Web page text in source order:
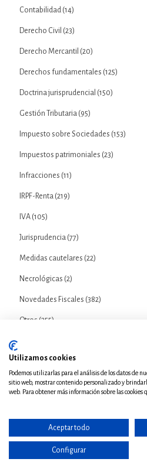
Contabilidad (14)
Derecho Civil (23)
Derecho Mercantil (20)
Derechos fundamentales (125)
Doctrina jurisprudencial (150)
Gestión Tributaria (95)
Impuesto sobre Sociedades (153)
Impuestos patrimoniales (23)
Infracciones (11)
IRPF-Renta (219)
IVA (105)
Jurisprudencia (77)
Medidas cautelares (22)
Necrológicas (2)
Novedades Fiscales (382)
Otros (255)
Política fiscal(91)
Procedimiento Administrativo(351)
responsabilidad tributaria
Sanciones(20)
Utilizamos cookies
Podemos utilizarlas para el análisis de los datos de
sitio web, mostrar contenido personalizado y
web. Para obtener más información sobre las cookies
Aceptar todo
Configurar